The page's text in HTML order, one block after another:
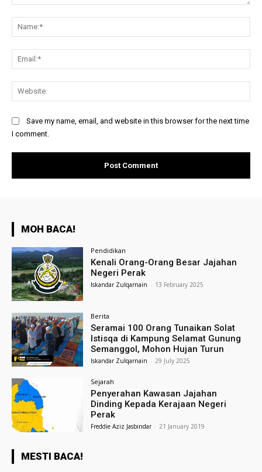
Save my name, email, and website in this browser for the next time
I comment.
MOH BACA!
Pendidikan
Kenali Orang-Orang Besar Jajahan
Negeri Perak
Iskandar Zulqarnain - 13 February 2025
Berita
Seramai 100 Orang Tunaikan Solat
Istisqa di Kampung Selamat Gunung
Semanggol, Mohon Hujan Turun
Iskandar Zulqarnain - 29 July 2025
Sejarah
Penyerahan Kawasan Jajahan
Dinding Kepada Kerajaan Negeri
Perak
Freddie Aziz Jasbindar - 21 January 2019
MESTI BACA!